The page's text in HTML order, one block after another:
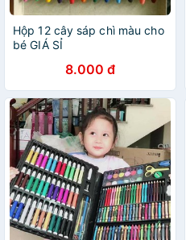
Hộp 12 cây sáp chì màu cho
bé GIÁ SỈ
8.000 đ